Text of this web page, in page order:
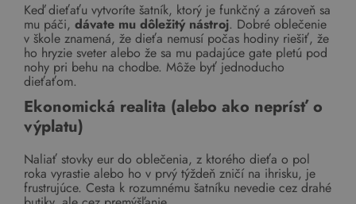
Keď dieťaťu vytvoríte šatník, ktorý je funkčný a zároveň sa
mu páči, dávate mu dôležitý nástroj. Dobré oblečenie
v škole znamená, že dieťa nemusí počas hodiny riešiť, že
ho hryzie sveter alebo že sa mu padajúce gate pletú pod
nohy pri behu na chodbe. Môže byť jednoducho
dieťaťom.
Ekonomická realita (alebo ako neprísť o
výplatu)
Naliať stovky eur do oblečenia, z ktorého dieťa o pol
roka vyrastie alebo ho v prvý týždeň zničí na ihrisku, je
frustrujúce. Cesta k rozumnému šatníku nevedie cez drahé